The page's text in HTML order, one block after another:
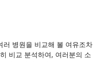
러 병원을 비교해 볼 여유조차
비교 분석하여, 여러분의 소